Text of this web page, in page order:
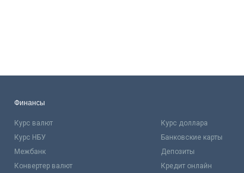
Финансы
Курс валют Курс доллара
Курс НБУ
Банковские карты
Межбанк
Депозиты
Конвертер валют
Кредит онлайн